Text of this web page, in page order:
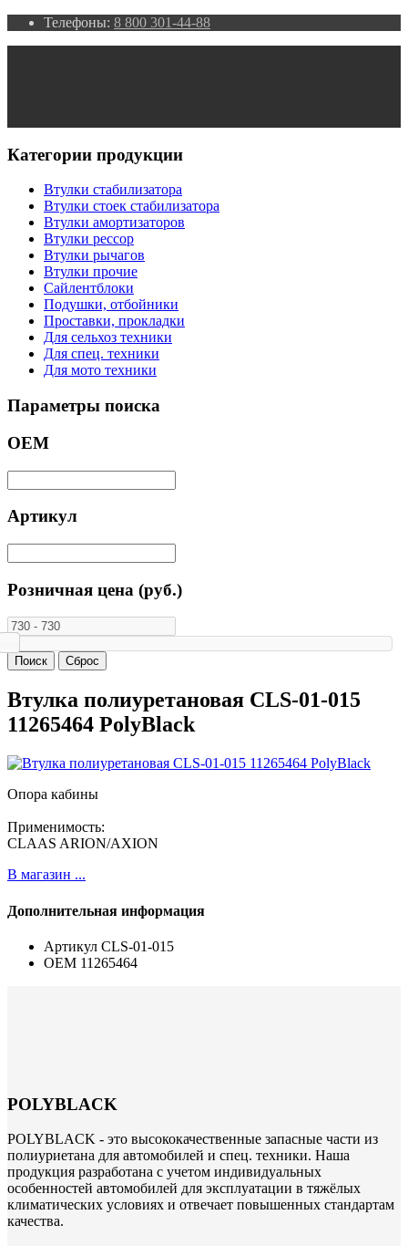
Телефоны: 8 800 301-44-88
Категории продукции
Втулки стабилизатора
Втулки стоек стабилизатора
Втулки амортизаторов
Втулки рессор
Втулки рычагов
Втулки прочие
Сайлентблоки
Подушки, отбойники
Проставки, прокладки
Для сельхоз техники
Для спец. техники
Для мото техники
Параметры поиска
ОЕМ
Артикул
Розничная цена (руб.)
Втулка полиуретановая CLS-01-015
11265464 PolyBlack
Опора кабины
Применимость:
CLAAS ARION/AXION
В магазин ...
Дополнительная информация
Артикул CLS-01-015
ОЕМ 11265464
POLYBLACK
POLYBLACK - это высококачественные запасные части из
полиуриетана для автомобилей и спец. техники. Наша
продукция разработана с учетом индивидуальных
особенностей автомобилей для эксплуатации в тяжёлых
климатических условиях и отвечает повышенных стандартам
качества.